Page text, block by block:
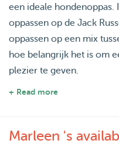
een ideale hondenoppas.
oppassen op de Jack
oppassen op een mix
hoe belangrijk het is om
plezier te geven.
Lange wandelingen in de
+ Read more
Marleen 's